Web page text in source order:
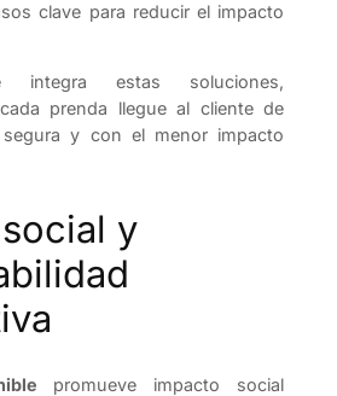
clave para reducir el impacto
integra estas soluciones,
prenda llegue al cliente de
segura y con el menor impacto
y
promueve impacto social